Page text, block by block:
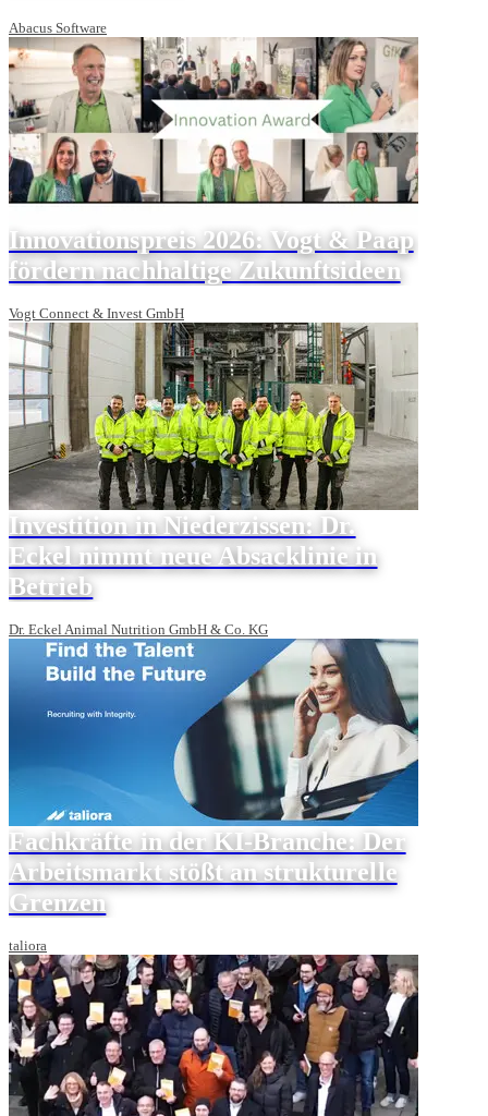
Abacus Software
Innovationspreis 2026: Vogt & Paap
fördern nachhaltige Zukunftsideen
Vogt Connect & Invest GmbH
Investition in Niederzissen: Dr.
Eckel nimmt neue Absacklinie in
Betrieb
Dr. Eckel Animal Nutrition GmbH & Co. KG
Fachkräfte in der KI-Branche: Der
Arbeitsmarkt stößt an strukturelle
Grenzen
taliora